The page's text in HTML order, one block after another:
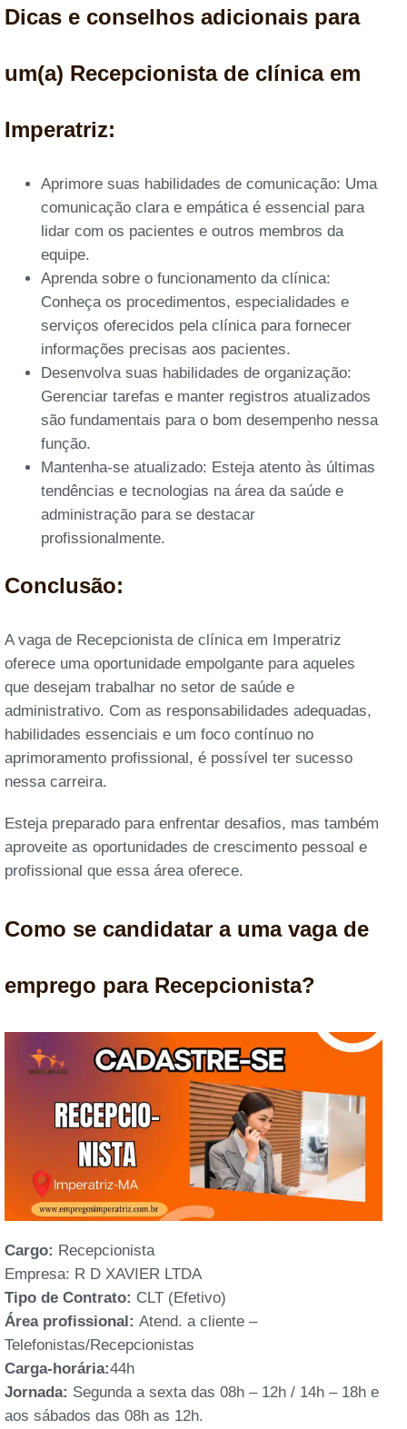
Dicas e conselhos adicionais para
um(a) Recepcionista de clínica em
Imperatriz:
Aprimore suas habilidades de comunicação: Uma
comunicação clara e empática é essencial para
lidar com os pacientes e outros membros da
equipe.
Aprenda sobre o funcionamento da clínica:
Conheça os procedimentos, especialidades e
serviços oferecidos pela clínica para fornecer
informações precisas aos pacientes.
Desenvolva suas habilidades de organização:
Gerenciar tarefas e manter registros atualizados
são fundamentais para o bom desempenho nessa
função.
Mantenha-se atualizado: Esteja atento às últimas
tendências e tecnologias na área da saúde e
administração para se destacar
profissionalmente.
Conclusão:
A vaga de Recepcionista de clínica em Imperatriz
oferece uma oportunidade empolgante para aqueles
que desejam trabalhar no setor de saúde e
administrativo. Com as responsabilidades adequadas,
habilidades essenciais e um foco contínuo no
aprimoramento profissional, é possível ter sucesso
nessa carreira.
Esteja preparado para enfrentar desafios, mas também
aproveite as oportunidades de crescimento pessoal e
profissional que essa área oferece.
Como se candidatar a uma vaga de
emprego para Recepcionista?
Cargo: Recepcionista
Empresa: R D XAVIER LTDA
Tipo de Contrato: CLT (Efetivo)
Área profissional: Atend. a cliente –
Telefonistas/Recepcionistas
Carga-horária:44h
Jornada: Segunda a sexta das 08h – 12h / 14h – 18h e
aos sábados das 08h as 12h.